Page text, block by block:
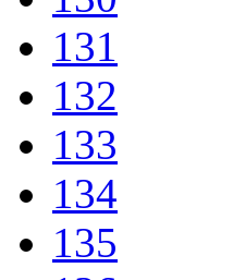
131
132
133
134
135